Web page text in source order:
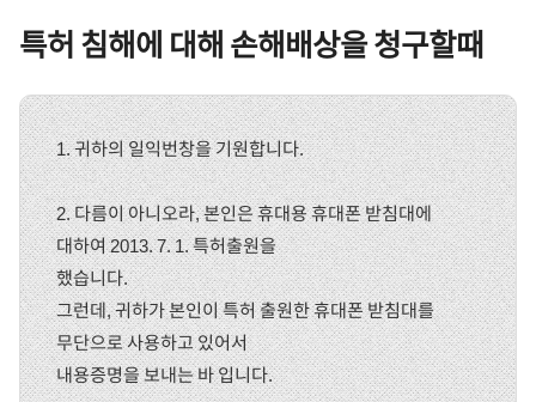
특허 침해에 대해 손해배상을 청구할때
1. 귀하의 일익번창을 기원합니다.
2. 다름이 아니오라, 본인은 휴대용 휴대폰 받침대에
대하여 2013. 7. 1. 특허출원을
했습니다.
그런데, 귀하가 본인이 특허 출원한 휴대폰 받침대를
무단으로 사용하고 있어서
내용증명을 보내는 바 입니다.